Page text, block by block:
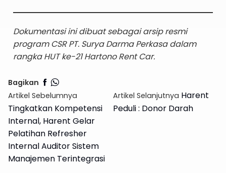
Dokumentasi ini dibuat sebagai arsip resmi
program CSR PT. Surya Darma Perkasa dalam
rangka HUT ke-21 Hartono Rent Car.
Bagikan
Artikel Sebelumnya
Tingkatkan Kompetensi
Internal, Harent Gelar
Pelatihan Refresher
Internal Auditor Sistem
Manajemen Terintegrasi
Artikel Selanjutnya Harent
Peduli : Donor Darah